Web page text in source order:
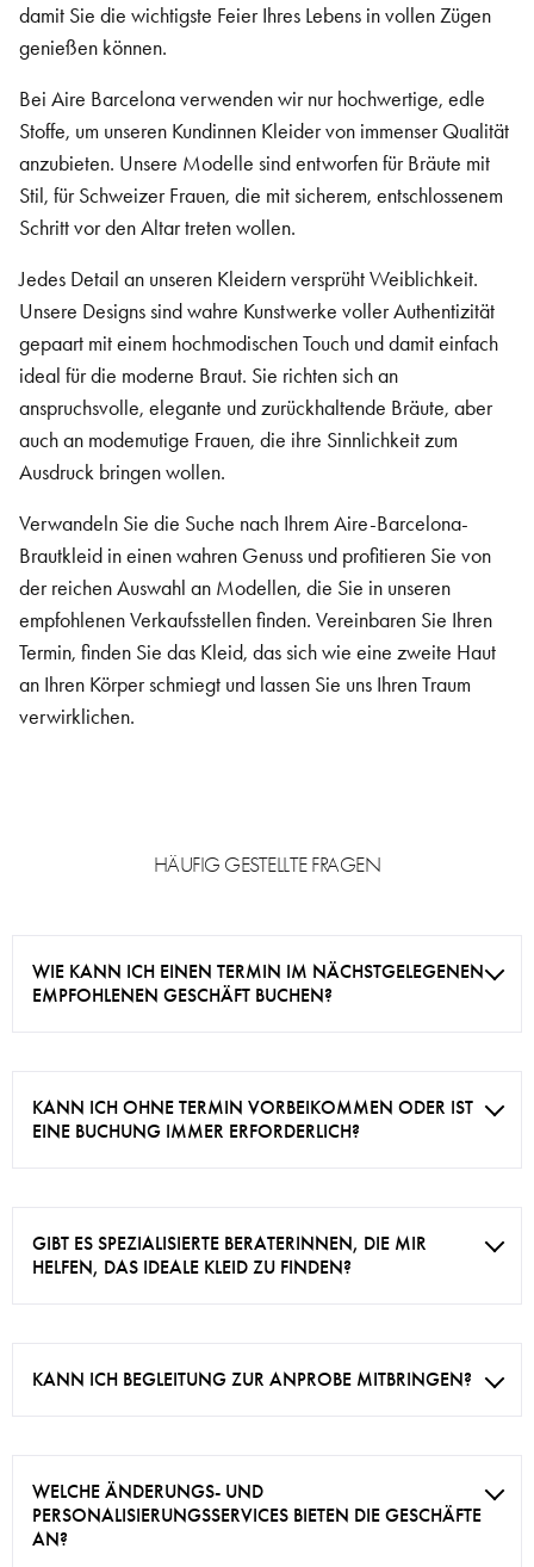
damit Sie die wichtigste Feier Ihres Lebens in vollen Zügen
genießen können.
Bei Aire Barcelona verwenden wir nur hochwertige, edle
Stoffe, um unseren Kundinnen Kleider von immenser Qualität
anzubieten. Unsere Modelle sind entworfen für Bräute mit
Stil, für Schweizer Frauen, die mit sicherem, entschlossenem
Schritt vor den Altar treten wollen.
Jedes Detail an unseren Kleidern versprüht Weiblichkeit.
Unsere Designs sind wahre Kunstwerke voller Authentizität
gepaart mit einem hochmodischen Touch und damit einfach
ideal für die moderne Braut. Sie richten sich an
anspruchsvolle, elegante und zurückhaltende Bräute, aber
auch an modemutige Frauen, die ihre Sinnlichkeit zum
Ausdruck bringen wollen.
Verwandeln Sie die Suche nach Ihrem Aire-Barcelona-
Brautkleid in einen wahren Genuss und profitieren Sie von
der reichen Auswahl an Modellen, die Sie in unseren
empfohlenen Verkaufsstellen finden. Vereinbaren Sie Ihren
Termin, finden Sie das Kleid, das sich wie eine zweite Haut
an Ihren Körper schmiegt und lassen Sie uns Ihren Traum
verwirklichen.
HÄUFIG GESTELLTE FRAGEN
WIE KANN ICH EINEN TERMIN IM NÄCHSTGELEGENEN
EMPFOHLENEN GESCHÄFT BUCHEN?
KANN ICH OHNE TERMIN VORBEIKOMMEN ODER IST
EINE BUCHUNG IMMER ERFORDERLICH?
GIBT ES SPEZIALISIERTE BERATERINNEN, DIE MIR
HELFEN, DAS IDEALE KLEID ZU FINDEN?
KANN ICH BEGLEITUNG ZUR ANPROBE MITBRINGEN?
WELCHE ÄNDERUNGS- UND
PERSONALISIERUNGSSERVICES BIETEN DIE GESCHÄFTE
AN?